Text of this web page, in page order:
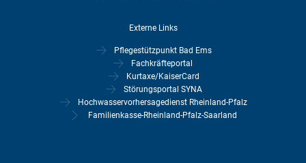
Externe Links
Pflegestützpunkt Bad Ems
Fachkräfteportal
Kurtaxe/KaiserCard
Störungsportal SYNA
Hochwasservorhersagedienst Rheinland-Pfalz
Familienkasse-Rheinland-Pfalz-Saarland